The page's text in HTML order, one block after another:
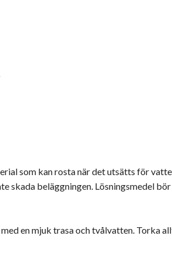
som kan rosta när det utsätts för
skada beläggningen. Lösningsmedel
en mjuk trasa och tvålvatten. Torka